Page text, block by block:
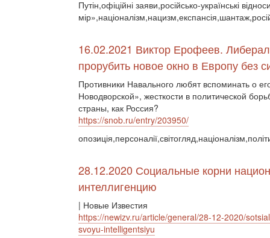
Путін,офіційні заяви,російсько-українські
16.02.2021 Виктор Ерофеев.
прорубить новое окно в Европу без
Противники Навального любят вспоминать о
Новодворской», жесткости в политической
страны, как Россия?
https://snob.ru/entry/203950/
28.12.2020 Социальные корни
интеллигенцию
| Новые Известия
https://newizv.ru/article/general/28-12-2020/
svoyu-intelligentsiyu